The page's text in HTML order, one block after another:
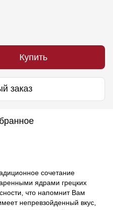
Купить
заказ
сочетание
ядрами грецких
что напомнит Вам
непревзойденный вкус,